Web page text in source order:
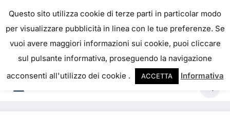
content
IL PORTALE DEL BENESSERE
La salute è come il denaro, non abbiamo mai una
vera idea del suo valore fino a quando la
perdiamo. Josh Billings
Questo sito utilizza cookie di terze parti in particolar modo
per visualizzare pubblicità in linea con le tue preferenze. Se
vuoi avere maggiori informazioni sui cookie, puoi cliccare
sul pulsante informativa, proseguendo la navigazione
acconsenti all'utilizzo dei cookie .
ACCETTA Informativa